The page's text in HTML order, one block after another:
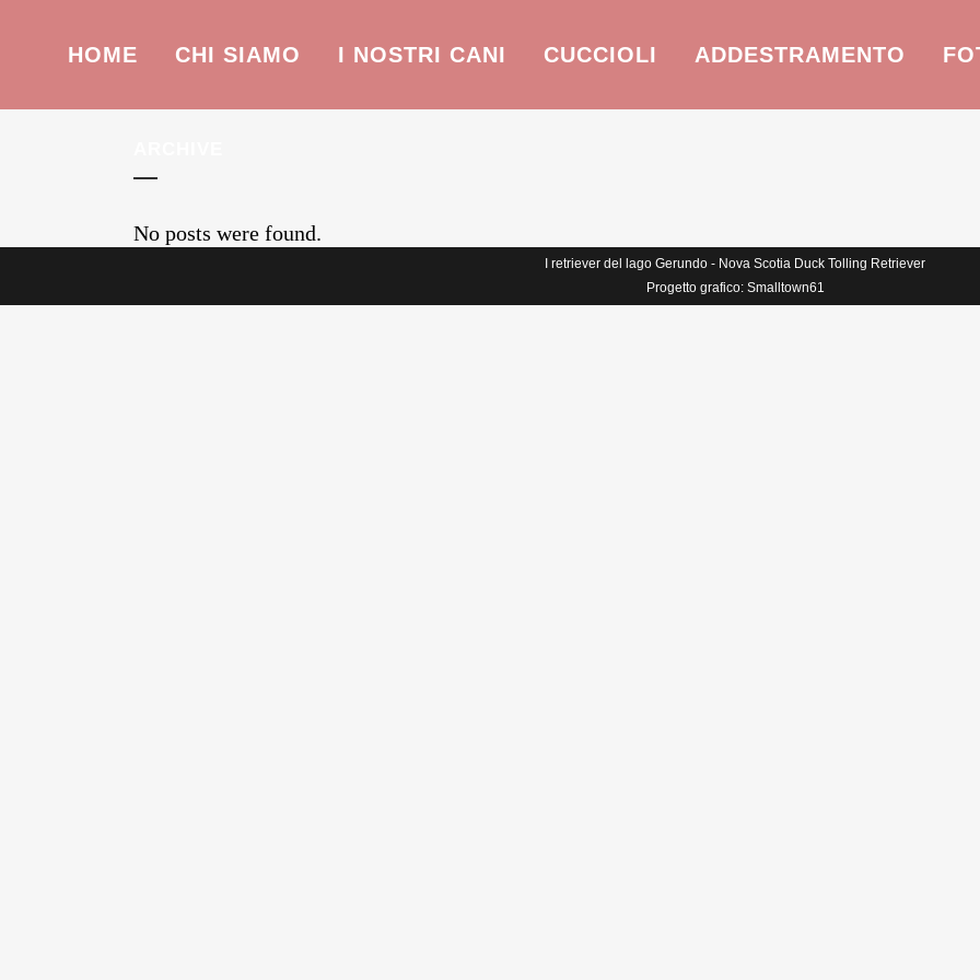
HOME CHI SIAMO I NOSTRI CANI CUCCIOLI ADDESTRAMENTO
No posts were found.
I retriever del lago Gerundo - Nova Scotia Duck Tolling Retriever
Progetto grafico: Smalltown61